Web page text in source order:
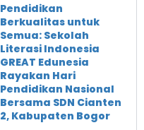
Pendidikan
Berkualitas untuk
Semua: Sekolah
Literasi Indonesia
GREAT Edunesia
Rayakan Hari
Pendidikan Nasional
Bersama SDN Cianten
2, Kabupaten Bogor